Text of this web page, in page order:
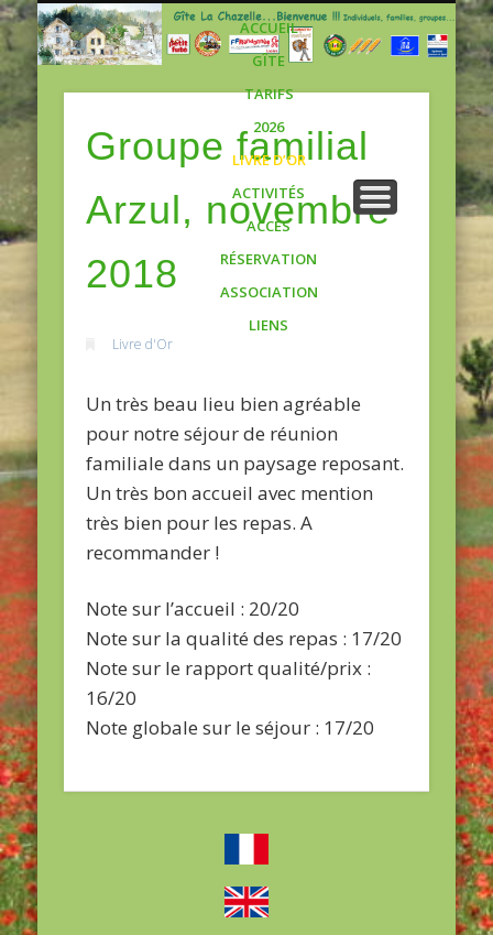
ACCUEIL
GÎTE
TARIFS
2026
LIVRE D’OR
ACTIVITÉS
ACCÈS
RÉSERVATION
ASSOCIATION
LIENS
Groupe familial
Arzul, novembre
2018
Livre d'Or
Un très beau lieu bien agréable
pour notre séjour de réunion
familiale dans un paysage reposant.
Un très bon accueil avec mention
très bien pour les repas. A
recommander !
Note sur l’accueil : 20/20
Note sur la qualité des repas : 17/20
Note sur le rapport qualité/prix :
16/20
Note globale sur le séjour : 17/20